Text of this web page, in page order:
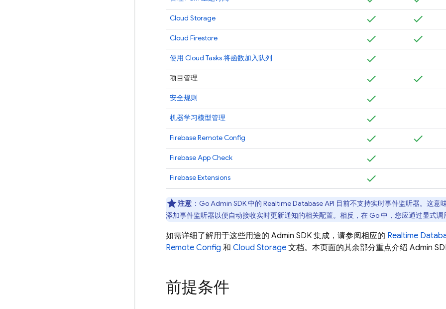
Cloud Storage
Cloud Firestore
使用 Cloud Tasks 将函数加入队列
项目管理
安全规则
机器学习模型管理
Firebase Remote Config
Firebase App Check
Firebase Extensions
注意 ：GoAdmin SDK中的 Realtime DatabaseAPI 目前不支持实时事件监听器。这意
添加事件监听器以便自动接收实时更新通知的相关配置。相反，在 Go 中，您应通过显式
如需详细了解用于这些用途的 Admin SDK 集成，请参阅相应的 Realtime
Remote Config 和 Cloud Storage 文档。本页面的其余部分重点介绍 Admin
前提条件